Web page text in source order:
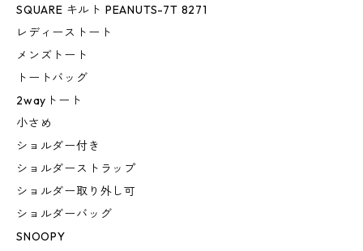
SQUARE キルト PEANUTS-7T 8271
レディーストート
メンズトート
トートバッグ
2wayトート
小さめ
ショルダー付き
ショルダーストラップ
ショルダー取り外し可
ショルダーバッグ
SNOOPY